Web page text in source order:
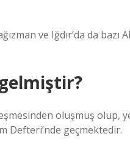
ve Iğdır’da da
oluşmuş olup,
Defteri’nde geçmektedir.